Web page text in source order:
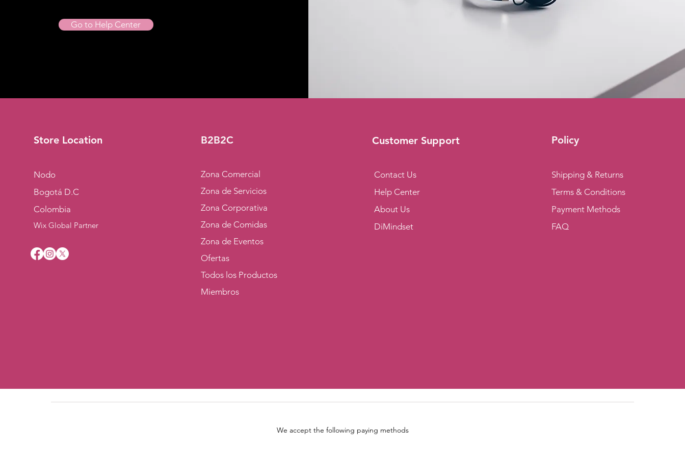
Go to Help Center
Store Location
Nodo
Bogotá D.C
Colombia
Wix Global Partner
B2B2C
Zona Comercial
Zona de Servicios
Zona Corporativa
Zona de Comidas
Zona de Eventos
Ofertas
Todos los Productos
Miembros
Customer Support
Contact Us
Help Center
About Us
DiMindset
Policy
Shipping & Returns
Terms & Conditions
Payment Methods
FAQ
We accept the following paying methods